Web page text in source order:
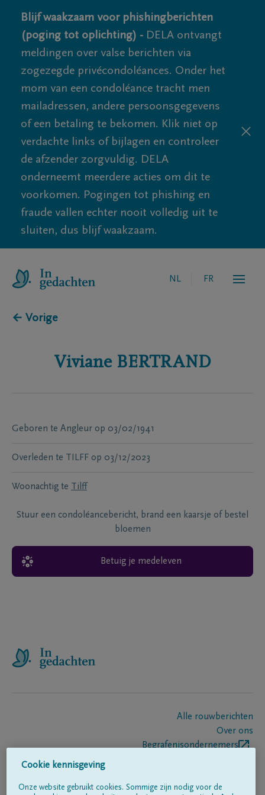
Blijf waakzaam voor phishingberichten
(poging tot oplichting) - DELA ontvangt
meldingen over valse berichten via
zogezegde privécondoléances. Onder het
mom van een condoléance tracht men
mailadressen, andere persoonsgegevens
of een betaling te bekomen. Klik niet op
verdachte links of bijlagen en controleer
de afzender zorgvuldig. DELA
onderneemt meerdere acties om dit te
voorkomen. Pogingen tot phishing en
fraude vallen echter nooit volledig uit te
sluiten, dus blijf waakzaam.
NL FR
← Vorige
Viviane BERTRAND
Geboren te Angleur op 03/02/1941
Overleden te TILFF op 03/12/2023
Woonachtig te Tilff
Stuur een condoléancebericht, brand een kaarsje of bestel
bloemen
Betuig je medeleven
Alle rouwberichten
Over ons
Begrafenisondernemers
Cookie kennisgeving
Onze website gebruikt cookies. Sommige zijn nodig voor de